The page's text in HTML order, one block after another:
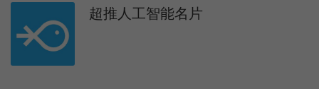
超推人工智能名片